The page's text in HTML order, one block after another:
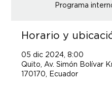
Programa
Horario y
05 dic 2024, 8:00
Quito, Av. Simón Bolívar
170170, Ecuador